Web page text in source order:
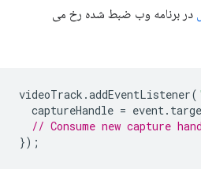
در برنامه وب ضبط شده رخ می
videoTrack .addEventListener(
captureHandle = event .
// Consume new capture
});